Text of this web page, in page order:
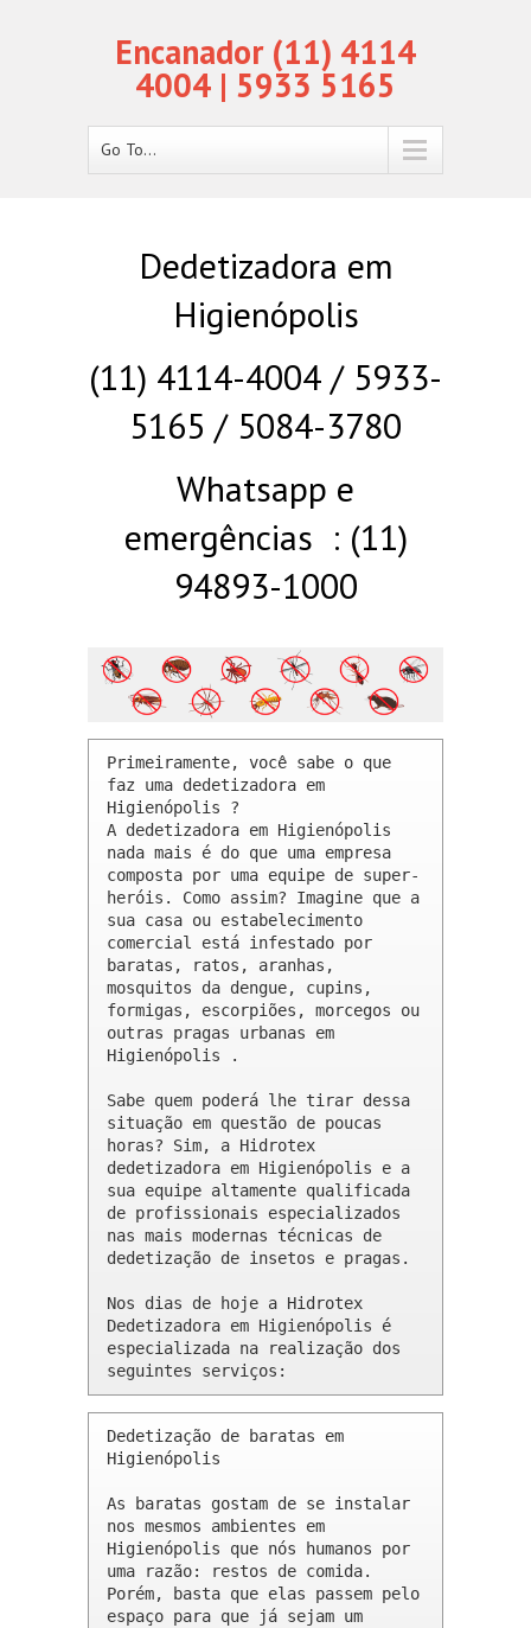
Encanador (11) 4114
4004 | 5933 5165
Go To...
Dedetizadora em
Higienópolis
(11) 4114-4004 / 5933-
5165 / 5084-3780
Whatsapp e
emergências : (11)
94893-1000
Primeiramente, você sabe o que
faz uma dedetizadora em
Higienópolis ?
A dedetizadora em Higienópolis
nada mais é do que uma empresa
composta por uma equipe de super-
heróis. Como assim? Imagine que a
sua casa ou estabelecimento
comercial está infestado por
baratas, ratos, aranhas,
mosquitos da dengue, cupins,
formigas, escorpiões, morcegos ou
outras pragas urbanas em
Higienópolis .
Sabe quem poderá lhe tirar dessa
situação em questão de poucas
horas? Sim, a Hidrotex
dedetizadora em Higienópolis e a
sua equipe altamente qualificada
de profissionais especializados
nas mais modernas técnicas de
dedetização de insetos e pragas.
Nos dias de hoje a Hidrotex
Dedetizadora em Higienópolis é
especializada na realização dos
seguintes serviços:
Dedetização de baratas em
Higienópolis
As baratas gostam de se instalar
nos mesmos ambientes em
Higienópolis que nós humanos por
uma razão: restos de comida.
Porém, basta que elas passem pelo
espaço para que já sejam um